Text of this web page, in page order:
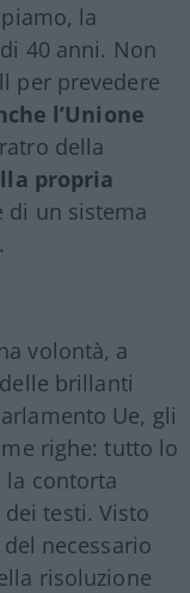
la
40 anni. Non
per prevedere
l’Unione
della
propria
di un sistema
volontà, a
brillanti
Ue, gli
righe: tutto lo
la contorta
testi. Visto
necessario
risoluzione